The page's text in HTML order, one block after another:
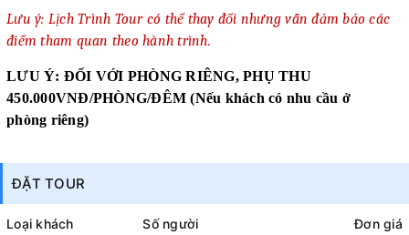
Lưu ý: Lịch Trình Tour có thể thay đổi nhưng vẫn đảm bảo các
điểm tham quan theo hành trình.
LƯU Ý: ĐỐI VỚI PHÒNG RIÊNG, PHỤ THU
450.000VNĐ/PHÒNG/ĐÊM (Nếu khách có nhu cầu ở
phòng riêng)
ĐẶT TOUR
Loại khách Số người Đơn giá